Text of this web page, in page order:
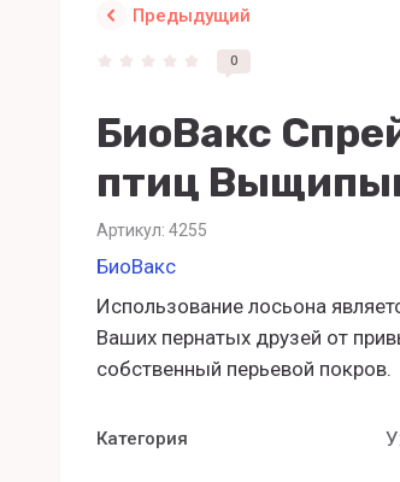
Предыдущий
0
БиоВакс
птиц
Артикул: 4255
БиоВакс
Использование лосьона
Ваших пернатых друзей от
собственный перьевой покров.
Категория